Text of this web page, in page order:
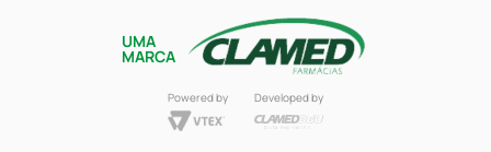
UMA
MARCA
Powered by Developed by